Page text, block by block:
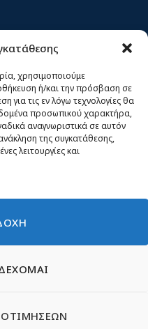
χρησιμοποιούμε
ή/και την πρόσβαση σε
για τις εν λόγω τεχνολογίες θα
προσωπικού χαρακτήρα,
αναγνωριστικά σε αυτόν
της συγκατάθεσης,
λειτουργίες και
& δράση
Γίνε φίλος